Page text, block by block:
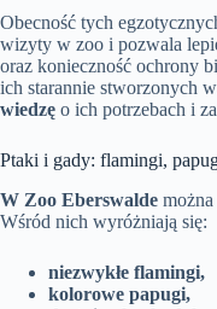
Obecność tych
wizyty w zoo i pozwala
oraz konieczność ochrony
ich starannie stworzonych
wiedzę o ich potrzebach i
Ptaki i gady: flamingi,
W Zoo Eberswalde
Wśród nich wyróżniają się:
niezwykłe flamingi,
kolorowe papugi,